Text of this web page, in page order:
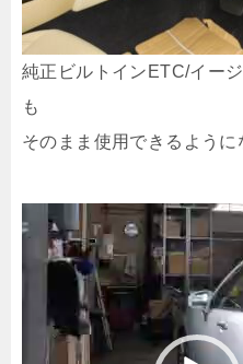
純正ビルトインETC/イー
も
そのまま使用できるように
動